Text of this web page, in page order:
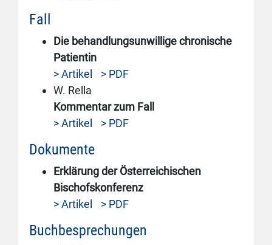
Fall
Die behandlungsunwillige chronische
Patientin
> Artikel
> PDF
W. Rella
Kommentar zum Fall
> Artikel
> PDF
Dokumente
Erklärung der Österreichischen
Bischofskonferenz
> Artikel
> PDF
Buchbesprechungen